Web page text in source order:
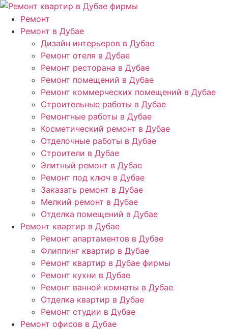
Ремонт
Ремонт в Дубае
Дизайн интерьеров в Дубае
Ремонт отеля в Дубае
Ремонт ресторана в Дубае
Ремонт помещений в Дубае
Ремонт коммерческих помещений в Дубае
Строительные работы в Дубае
Ремонтные работы в Дубае
Косметический ремонт в Дубае
Отделочные работы в Дубае
Строители в Дубае
Элитный ремонт в Дубае
Ремонт под ключ в Дубае
Заказать ремонт в Дубае
Мелкий ремонт в Дубае
Отделка помещений в Дубае
Ремонт квартир в Дубае
Ремонт апартаментов в Дубае
Флиппинг квартир в Дубае
Ремонт квартир в Дубае фирмы
Ремонт кухни в Дубае
Ремонт ванной комнаты в Дубае
Отделка квартир в Дубае
Ремонт студии в Дубае
Ремонт офисов в Дубае